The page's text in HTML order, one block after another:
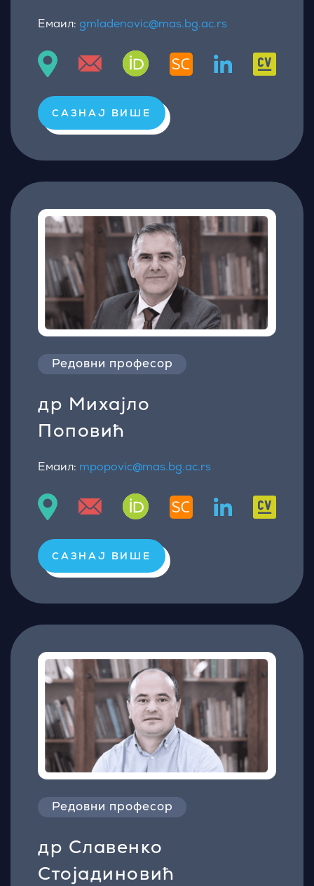
Емаил: gmladenovic@mas.bg.ac.rs
САЗНАЈ ВИШЕ
Редовни професор
др Михајло
Поповић
Емаил: mpopovic@mas.bg.ac.rs
САЗНАЈ ВИШЕ
Редовни професор
др Славенко
Стојадиновић